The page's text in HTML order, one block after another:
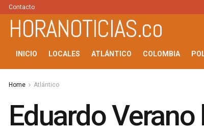
Contacto
HORANOTICIAS.co
INICIO LOCALES ATLÁNTICO COLOMBIA
Home Atlántico
Eduardo